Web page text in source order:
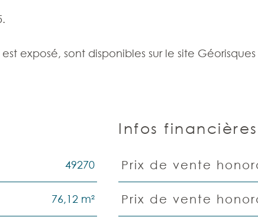
exposé, sont disponibles sur le site Géorisques
49270
76,12 m²
Infos financières
Caractéristiques Valeurs
Prix de vente
Prix de vente